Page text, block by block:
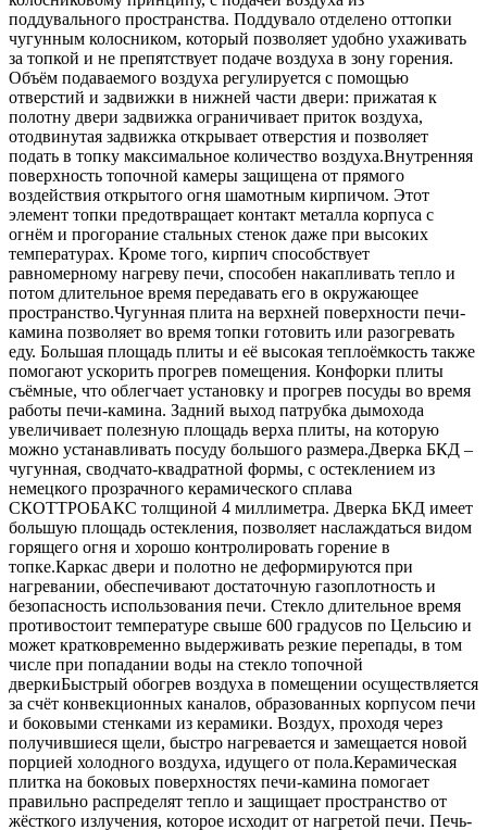
поддувального пространства. Поддувало отделено оттопки
чугунным колосником, который позволяет удобно ухаживать
за топкой и не препятствует подаче воздуха в зону горения.
Объём подаваемого воздуха регулируется с помощью
отверстий и задвижки в нижней части двери: прижатая к
полотну двери задвижка ограничивает приток воздуха,
отодвинутая задвижка открывает отверстия и позволяет
подать в топку максимальное количество воздуха.Внутренняя
поверхность топочной камеры защищена от прямого
воздействия открытого огня шамотным кирпичом. Этот
элемент топки предотвращает контакт металла корпуса с
огнём и прогорание стальных стенок даже при высоких
температурах. Кроме того, кирпич способствует
равномерному нагреву печи, способен накапливать тепло и
потом длительное время передавать его в окружающее
пространство.Чугунная плита на верхней поверхности печи-
камина позволяет во время топки готовить или разогревать
еду. Большая площадь плиты и её высокая теплоёмкость также
помогают ускорить прогрев помещения. Конфорки плиты
съёмные, что облегчает установку и прогрев посуды во время
работы печи-камина. Задний выход патрубка дымохода
увеличивает полезную площадь верха плиты, на которую
можно устанавливать посуду большого размера.Дверка БКД –
чугунная, сводчато-квадратной формы, с остеклением из
немецкого прозрачного керамического сплава
СКОТТРОБАКС толщиной 4 миллиметра. Дверка БКД имеет
большую площадь остекления, позволяет наслаждаться видом
горящего огня и хорошо контролировать горение в
топке.Каркас двери и полотно не деформируются при
нагревании, обеспечивают достаточную газоплотность и
безопасность использования печи. Стекло длительное время
противостоит температуре свыше 600 градусов по Цельсию и
может кратковременно выдерживать резкие перепады, в том
числе при попадании воды на стекло топочной
дверкиБыстрый обогрев воздуха в помещении осуществляется
за счёт конвекционных каналов, образованных корпусом печи
и боковыми стенками из керамики. Воздух, проходя через
получившиеся щели, быстро нагревается и замещается новой
порцией холодного воздуха, идущего от пола.Керамическая
плитка на боковых поверхностях печи-камина помогает
правильно распределят тепло и защищает пространство от
жёсткого излучения, которое исходит от нагретой печи. Печь-